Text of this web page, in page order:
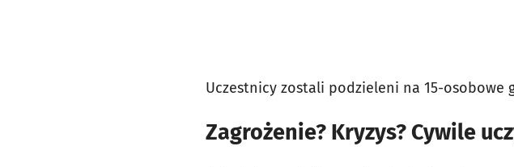
Uczestnicy zostali podzieleni na 15-osobowe
Zagrożenie? Kryzys? Cywile